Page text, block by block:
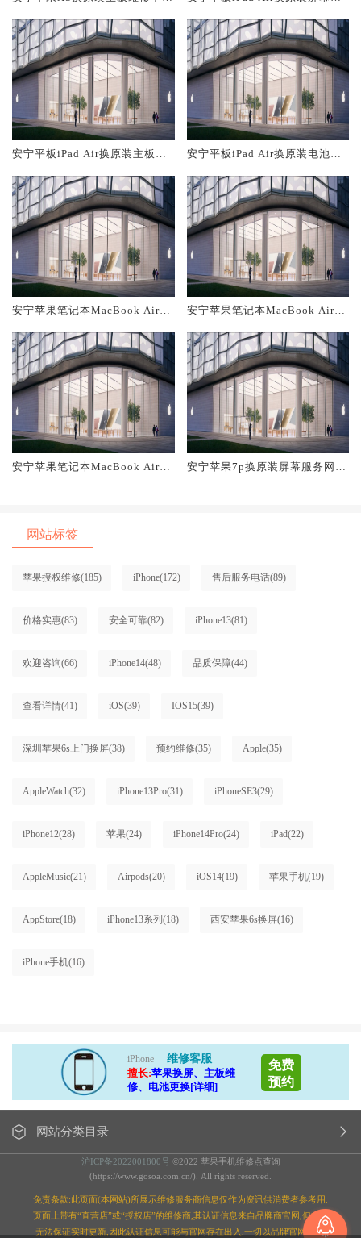
安宁平板iPad Air换原装主板维
安宁平板iPad Air换原装电池维
安宁苹果笔记本MacBook Air换
安宁苹果笔记本MacBook Air换
安宁苹果笔记本MacBook Air换
安宁苹果7p换原装屏幕服务网点
网站标签
苹果授权维修(185) iPhone(172) 售后服务电话(89)
价格实惠(83) 安全可靠(82) iPhone13(81)
欢迎咨询(66) iPhone14(48) 品质保障(44)
查看详情(41) iOS(39) IOS15(39)
深圳苹果6s上门换屏(38) 预约维修(35) Apple(35)
AppleWatch(32) iPhone13Pro(31) iPhoneSE3(29)
iPhone12(28) 苹果(24) iPhone14Pro(24) iPad(22)
AppleMusic(21) Airpods(20) iOS14(19) 苹果手机(19)
AppStore(18) iPhone13系列 (18) 西安苹果6s换屏(16)
iPhone手机(16)
iPhone
维修客服
擅长:苹果换屏、主板维
修、电池更换[详细]
免费
预约
网站分类目录
沪ICP备2022001800号 ©2022 苹果手机维修点查询
(https://www.gosoa.com.cn/). All rights reserved.
免责条款:此页面(本网站)所展示维修服务商信息仅作为资讯供消费者参考用.
页面上带有“直营店”或“授权店”的维修商,其认证信息来自品牌商官网,但本站
无法保证实时更新,因此认证信息可能与官网存在出入,一切以品牌官网为准;